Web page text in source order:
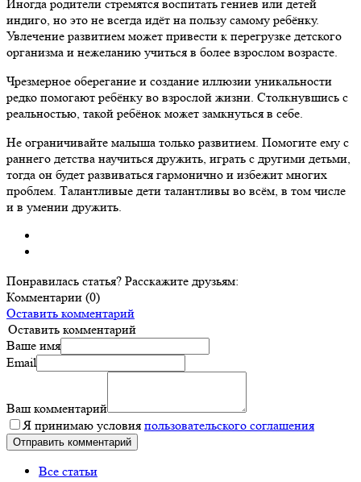
Иногда родители стремятся воспитать гениев или детей
индиго, но это не всегда идёт на пользу самому ребёнку.
Увлечение развитием может привести к перегрузке детского
организма и нежеланию учиться в более взрослом возрасте.
Чрезмерное оберегание и создание иллюзии уникальности
редко помогают ребёнку во взрослой жизни. Столкнувшись с
реальностью, такой ребёнок может замкнуться в себе.
Не ограничивайте малыша только развитием. Помогите ему с
раннего детства научиться дружить, играть с другими детьми,
тогда он будет развиваться гармонично и избежит многих
проблем. Талантливые дети талантливы во всём, в том числе
и в умении дружить.
Понравилась статья? Расскажите друзьям:
Комментарии (0)
Оставить комментарий
Оставить комментарий
Ваше имя
Email
Ваш комментарий
Я принимаю условия пользовательского соглашения
Все статьи